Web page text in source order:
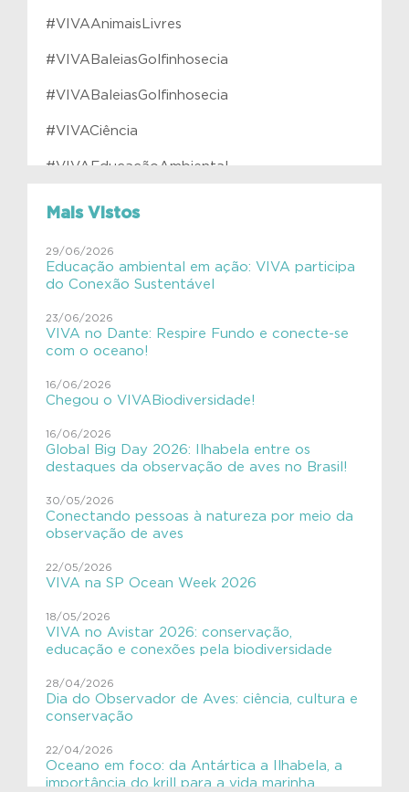
#VIVAAnimaisLivres
#VIVABaleiasGolfinhosecia
#VIVABaleiasGolfinhosecia
#VIVACiência
#VIVAEducaçãoAmbiental
#VIVAfilhotes
#VIVAJulianaMolás
#VIVAMamíferosAquáticos
#VIVAnasEscolas
#VIVAnasEscolas
#VIVAsemlixo
Aves migratórias
Educação Ambiental
SHE
VIVAToninha
VIVAves
Mais Vistos
29/06/2026
Educação ambiental em ação: VIVA participa
do Conexão Sustentável
23/06/2026
VIVA no Dante: Respire Fundo e conecte-se
com o oceano!
16/06/2026
Chegou o VIVABiodiversidade!
16/06/2026
Global Big Day 2026: Ilhabela entre os
destaques da observação de aves no Brasil!
30/05/2026
Conectando pessoas à natureza por meio da
observação de aves
22/05/2026
VIVA na SP Ocean Week 2026
18/05/2026
VIVA no Avistar 2026: conservação,
educação e conexões pela biodiversidade
28/04/2026
Dia do Observador de Aves: ciência, cultura e
conservação
22/04/2026
Oceano em foco: da Antártica a Ilhabela, a
importância do krill para a vida marinha